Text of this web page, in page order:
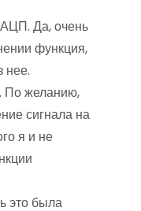
Да, очень
функция,
нее.
По желанию,
сигнала на
я и не
это была